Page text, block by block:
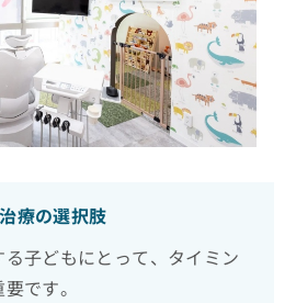
療の選択肢
子どもにとって、タイミン
です。